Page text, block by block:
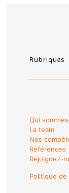
Rubriques
Qui
La team
Nos
Références
Rejoignez-
Politique